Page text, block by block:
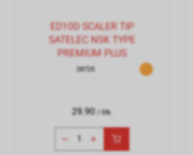
ED10D SCALER TIP
SATELEC NSK TYPE
PREMIUM PLUS
28725
29.90 / Stk.